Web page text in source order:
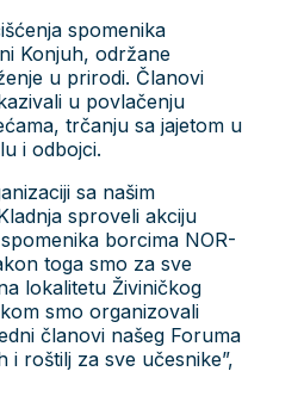
spomenika
Konjuh, održane
u prirodi. Članovi
u povlačenju
trčanju sa jajetom u
i odbojci.
sa našim
sproveli akciju
borcima NOR-
toga smo za sve
lokalitetu Živiničkog
smo organizovali
članovi našeg Foruma
i roštilj za sve učesnike”,